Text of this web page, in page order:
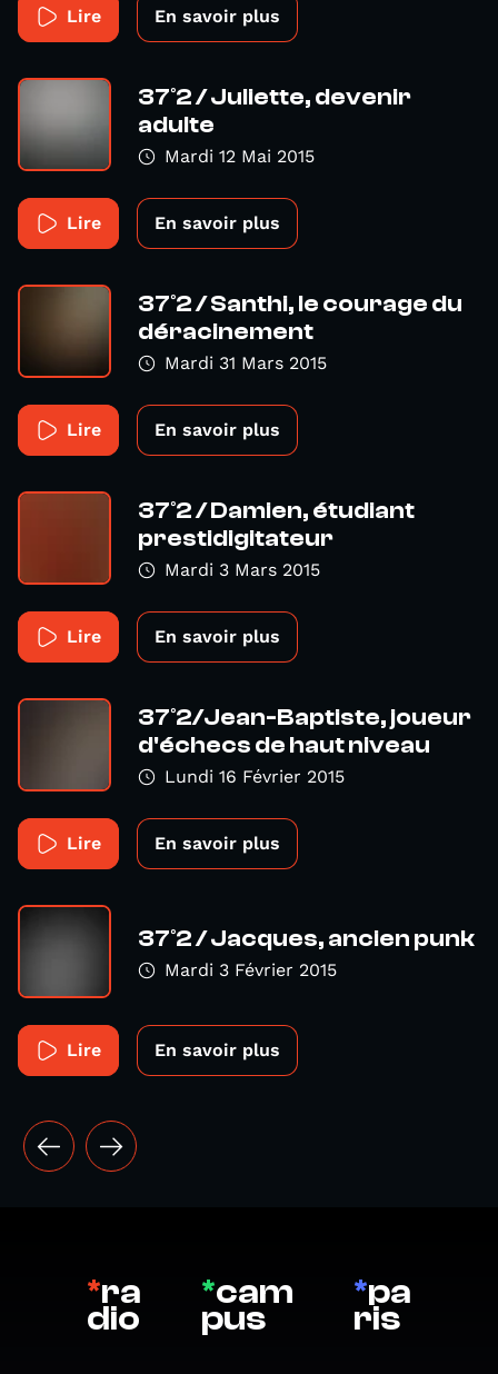
Lire En savoir plus
37°2 / Juliette, devenir
adulte
Mardi 12 Mai 2015
Lire En savoir plus
37°2 / Santhi, le courage du
déracinement
Mardi 31 Mars 2015
Lire En savoir plus
37°2 / Damien, étudiant
prestidigitateur
Mardi 3 Mars 2015
Lire En savoir plus
37°2/Jean-Baptiste, joueur
d'échecs de haut niveau
Lundi 16 Février 2015
Lire En savoir plus
37°2 / Jacques, ancien punk
Mardi 3 Février 2015
Lire En savoir plus
*ra
dio
*cam
pus
*pa
ris